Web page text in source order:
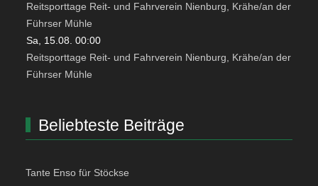
Reitsporttage Reit- und Fahrverein Nienburg, Krähe/an der
Führser Mühle
Sa, 15.08. 00:00
Reitsporttage Reit- und Fahrverein Nienburg, Krähe/an der
Führser Mühle
Beliebteste Beiträge
Tante Enso für Stöckse